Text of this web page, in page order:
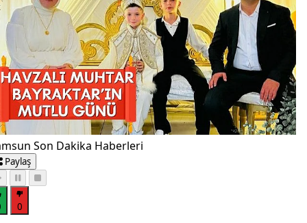
Son Dakika Haberleri
Paylaş
0